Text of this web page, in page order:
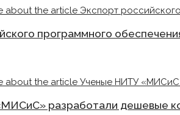
программного
разработали дешевые